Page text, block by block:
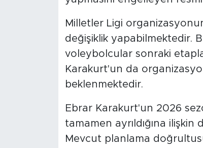
Milletler Ligi
değişiklik yapabilmektedir.
voleybolcular sonraki
Karakurt'un da
beklenmektedir.
Ebrar Karakurt'un 2026
tamamen ayrıldığına
Mevcut planlama